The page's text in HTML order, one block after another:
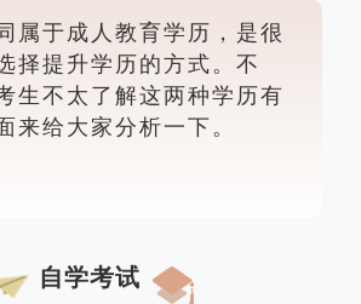
属于成人教育学历，是很
择提升学历的方式。不
生不太了解这两种学历有
来给大家分析一下。
自学考试